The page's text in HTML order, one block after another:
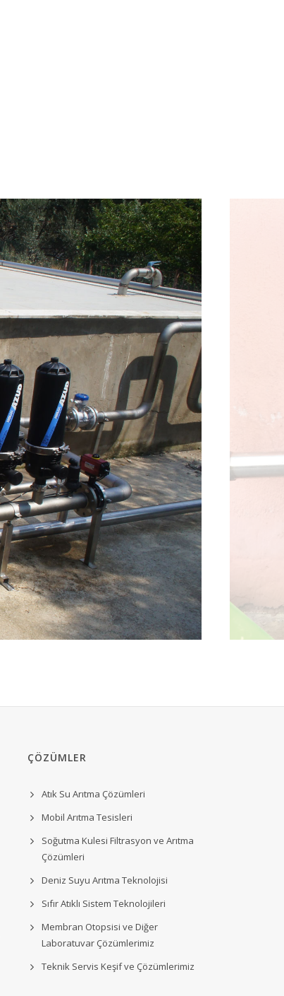
ÇÖZÜMLER
Atık Su Arıtma Çözümleri
Mobil Arıtma Tesisleri
Soğutma Kulesi Filtrasyon ve Arıtma
Çözümleri
Deniz Suyu Arıtma Teknolojisi
Sıfır Atıklı Sistem Teknolojileri
Membran Otopsisi ve Diğer
Laboratuvar Çözümlerimiz
Teknik Servis Keşif ve Çözümlerimiz